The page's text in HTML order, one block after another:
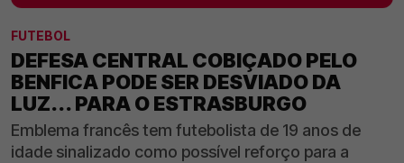
FUTEBOL
DEFESA CENTRAL COBIÇADO PELO
BENFICA PODE SER DESVIADO DA
LUZ... PARA O ESTRASBURGO
Emblema francês tem futebolista de 19 anos de
idade sinalizado como possível reforço para a